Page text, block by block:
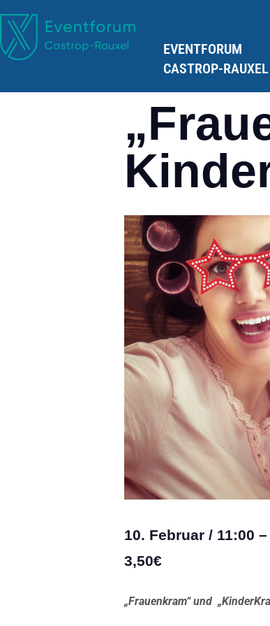
EVENTFORUM
CASTROP-RAUXEL
10. Februar / 11:00 –
3,50€
„Frauenkram“ und